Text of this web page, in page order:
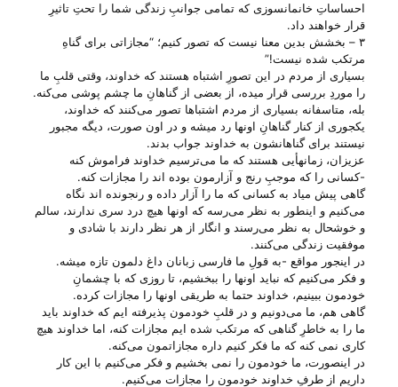
احساساتِ خانمانسوزی که تمامی جوانبِ زندگی شما را تحتِ تاثیرِ
قرار خواهند داد.
۳ – بخشش بدین معنا نیست که تصور کنیم؛ “مجازاتی برای گناهِ
مرتکب شده نیست!”
بسیاری از مردم در این تصورِ اشتباه هستند که خداوند، وقتی قلبِ ما
را موردِ بررسی قرار میده، از بعضی از گناهانِ ما چشم پوشی می‌‌کنه.
بله، متاسفانه بسیاری از مردم اشتباها تصور می‌‌کنند که خداوند،
یکجوری از کنار گناهانِ اونها رد میشه و در اون صورت، دیگه مجبور
نیستند برای گناهانشون به خداوند جواب بدند.
عزیزان، زمانهأیی هستند که ما می‌‌ترسیم خداوند فراموش کنه
-کسانی را که موجبِ رنج و آزارمون بوده ا‌ند را مجازات کنه.
گاهی پیش میاد به کسانی که ما را آزار داده و رنجونده ا‌ند نگاه
می‌‌کنیم و اینطور به نظر می‌‌رسه که اونها هیچ درد سری ندارند، سالم
و خوشحال به نظر می‌‌رسند و انگار از هر نظر دارند با شادی و
موفقیت زندگی می‌‌کنند.
در اینجور مواقع -به قولِ ما فارسی زبانان داغ دلمون تازه میشه.
و فکر می‌‌کنیم که نباید اونها را ببخشیم، تا روزی که با چشمانِ
خودمون ببینیم، خداوند حتما به طریقی اونها را مجازات کرده.
گاهی هم، ما می‌‌دونیم و در قلبِ خودمون پذیرفته ایم که خداوند باید
ما را به خاطرِ گناهی که مرتکب شده ایم مجازات کنه، اما خداوند هیچ
کاری نمی کنه که ما فکر کنیم داره مجازاتمون می‌‌کنه.
در اینصورت، ما خودمون را نمی بخشیم و فکر می‌‌کنیم با این کار
داریم از طرفِ خداوند خودمون را مجازات می‌‌کنیم.